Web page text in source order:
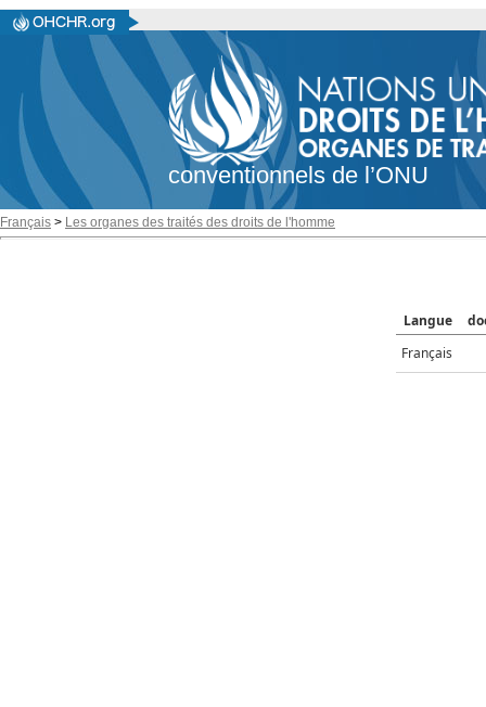
conventionnels de l’ONU
Français > Les organes des traités des droits de l'homme
Langue
Français